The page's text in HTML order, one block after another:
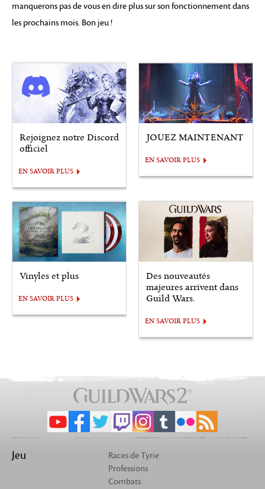
manquerons pas de vous en dire plus sur son fonctionnement dans
les prochains mois. Bon jeu !
Rejoignez notre Discord
officiel
EN SAVOIR PLUS
JOUEZ MAINTENANT
EN SAVOIR PLUS
Vinyles et plus
EN SAVOIR PLUS
Des nouveautés
majeures arrivent dans
Guild Wars.
EN SAVOIR PLUS
Jeu
Races de Tyrie
Professions
Combats